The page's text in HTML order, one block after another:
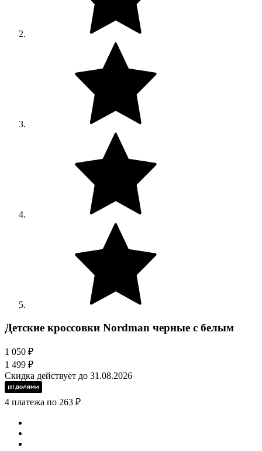
Детские кроссовки Nordman черные с белым
1 050 ₽
1 499 ₽
Скидка действует до 31.08.2026
4 платежа по 263 ₽